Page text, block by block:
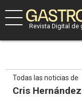
Revista Digital de
Todas las noticias de
Cris